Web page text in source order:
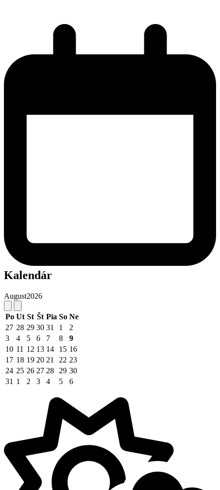
Kalendár
August2026
Po Ut St Št Pia So Ne
27 28 29 30 31 1
2
3
4 5 6 7 8
9
10 11 12 13 14 15 16
17 18 19 20 21 22 23
24 25 26 27 28 29 30
31 1 2 3 4 5 6